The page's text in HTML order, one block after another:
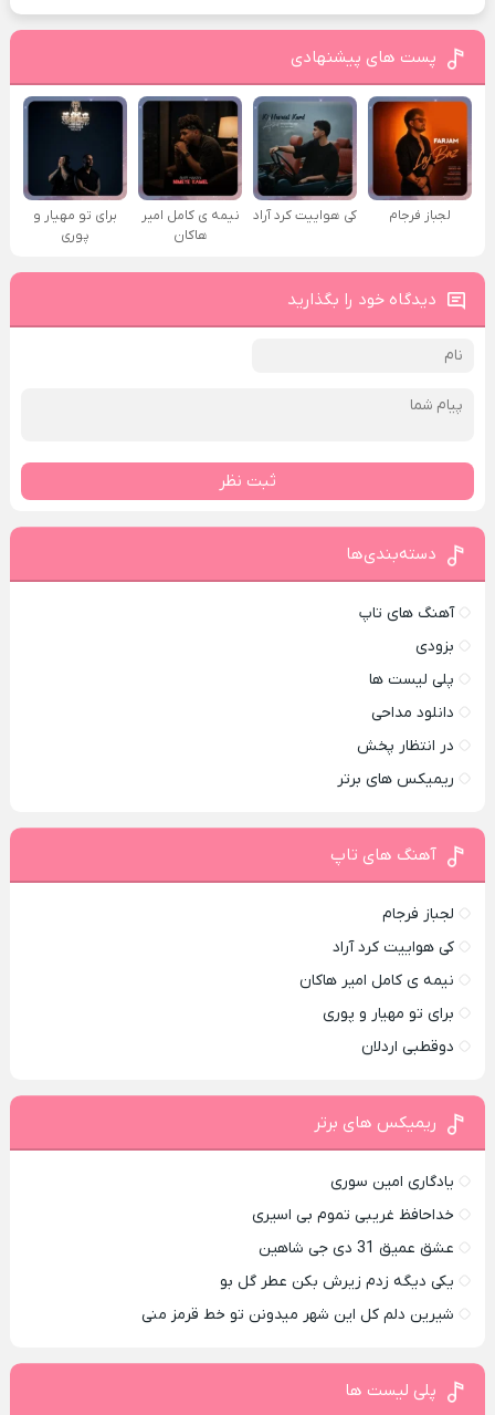
پست های پیشنهادی
لجباز فرجام کی هواییت کرد آراد
نیمه ی کامل امیر
هاکان
برای تو مهیار و
پوری
دیدگاه خود را بگذارید
ثبت نظر
دسته‌بندی‌ها
آهنگ های تاپ
بزودی
پلی لیست ها
دانلود مداحی
در انتظار پخش
ریمیکس های برتر
آهنگ های تاپ
لجباز فرجام
کی هواییت کرد آراد
نیمه ی کامل امیر هاکان
برای تو مهیار و پوری
دوقطبی اردلان
ریمیکس های برتر
یادگاری امین سوری
خداحافظ غریبی تموم بی اسیری
عشق عمیق 31 دی جی شاهین
یکی دیگه زدم زیرش بکن عطر گل بو
شیرین دلم کل این شهر میدونن تو خط قرمز منی
پلی لیست ها